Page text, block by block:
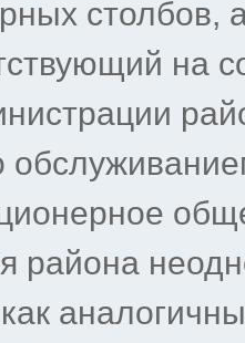
столбов,
на
района